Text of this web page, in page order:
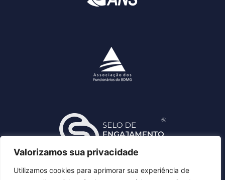
Valorizamos sua privacidade
Utilizamos cookies para aprimorar sua experiência de